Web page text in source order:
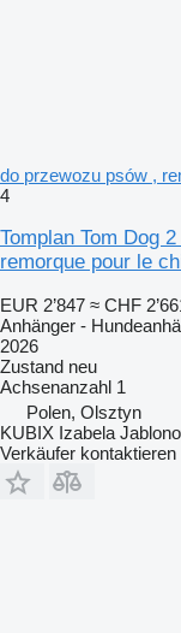
do przewozu psów ,
4
Tomplan Tom Dog
remorque pour le
EUR 2’847 ≈ CHF
Anhänger -
2026
Zustand neu
Achsenanzahl 1
Polen, Olsztyn
KUBIX Izabela
Verkäufer kontaktieren